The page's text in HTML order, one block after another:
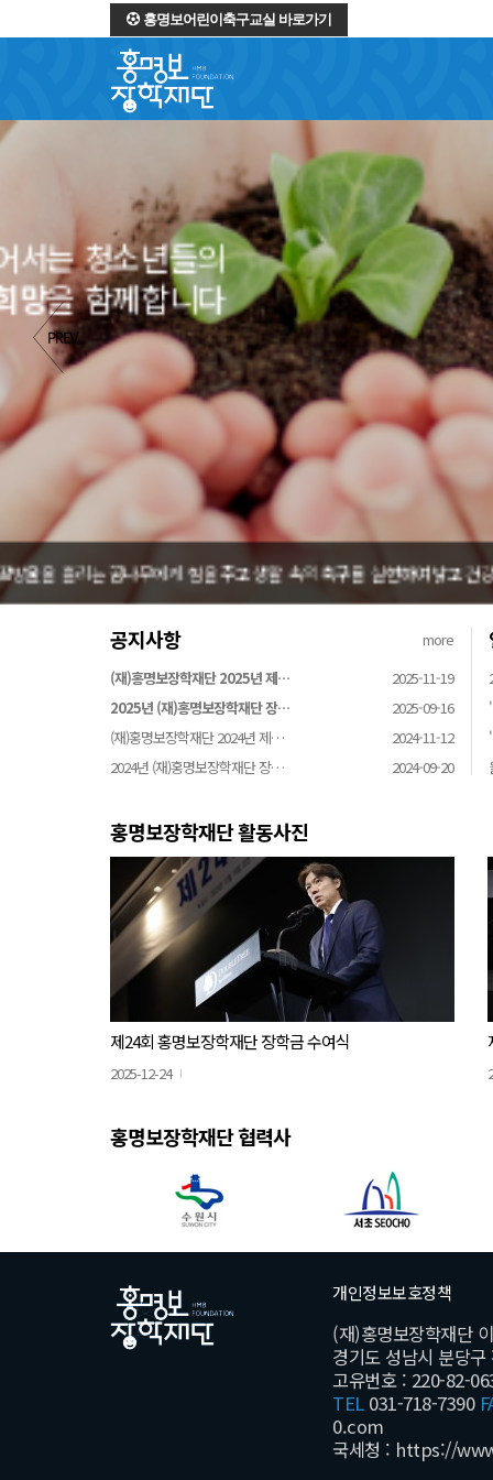
홍명보어린이축구교실 바로가기
역경을 딛고 일어서는
소중한 꿈과희망을
홍명보장학재단은 어려운 환경 속에서 땀방울을 흘리
공지사항
more
(재)홍명보장학재단 2025년 제…
2025-11-19
2025년 (재)홍명보장학재단 장…
2025-09-16
(재)홍명보장학재단 2024년 제…
2024-11-12
2024년 (재)홍명보장학재단 장…
2024-09-20
홍명보장학재단 활동사진
제24회 홍명보장학재단 장학금 수여식
2025-12-24
홍명보장학재단 협력사
개인정보보호정책
(재)홍명보장학재단
경기도 성남시 분당
고유번호 : 220-82-
TEL031-718-7390
0.com
국세청 : https://